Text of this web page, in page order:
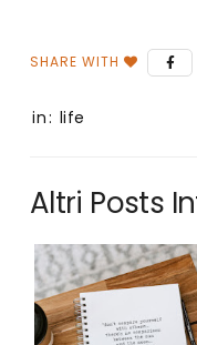
in: life
Altri Posts